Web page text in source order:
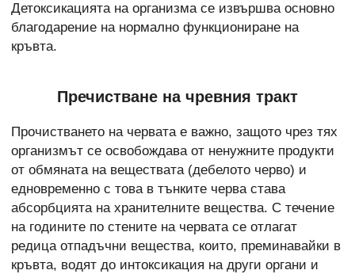
Детоксикацията на организма се извършва основно
благодарение на нормално функциониране на
кръвта.
Пречистване на чревния тракт
Прочистването на червата е важно, защото чрез тях
организмът се освобождава от ненужните продукти
от обмяната на веществата (дебелото черво) и
едновременно с това в тънките черва става
абсорбцията на хранителните вещества. С течение
на годините по стените на червата се отлагат
редица отпадъчни вещества, които, преминавайки в
кръвта, водят до интоксикация на други органи и